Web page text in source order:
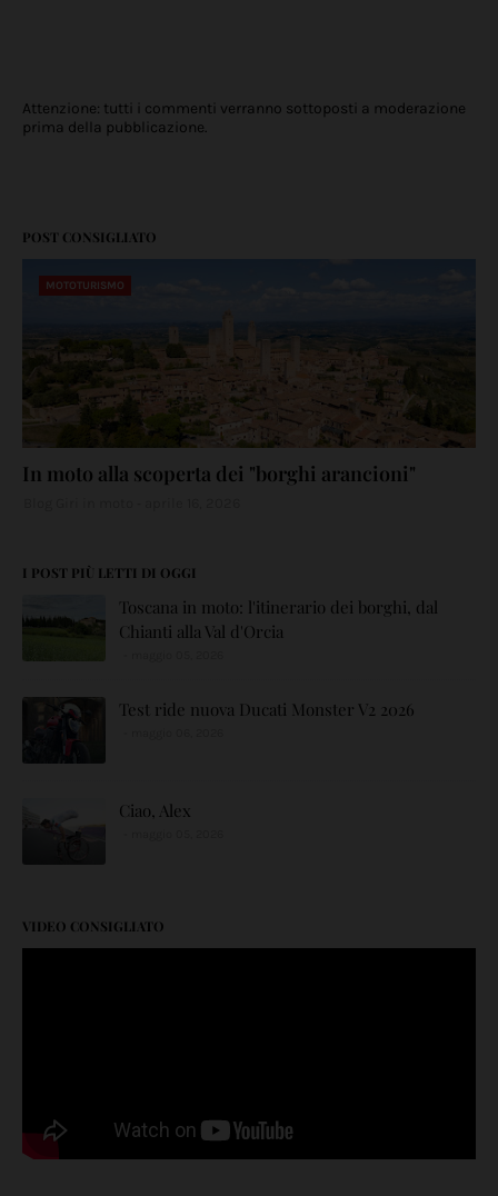
Attenzione: tutti i commenti verranno sottoposti a moderazione
prima della pubblicazione.
POST CONSIGLIATO
MOTOTURISMO
In moto alla scoperta dei "borghi arancioni"
I POST PIÙ LETTI DI OGGI
Toscana in moto: l'itinerario dei borghi, dal
Chianti alla Val d'Orcia
Test ride nuova Ducati Monster V2 2026
Ciao, Alex
VIDEO CONSIGLIATO